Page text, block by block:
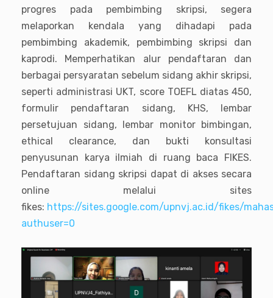
progres pada pembimbing skripsi, segera
melaporkan kendala yang dihadapi pada
pembimbing akademik, pembimbing skripsi dan
kaprodi. Memperhatikan alur pendaftaran dan
berbagai persyaratan sebelum sidang akhir skripsi,
seperti administrasi UKT, score TOEFL diatas 450,
formulir pendaftaran sidang, KHS, lembar
persetujuan sidang, lembar monitor bimbingan,
ethical clearance, dan bukti konsultasi
penyusunan karya ilmiah di ruang baca FIKES.
Pendaftaran sidang skripsi dapat di akses secara
online melalui sites
fikes: https://sites.google.com/upnvj.ac.id/fikes/
authuser=0